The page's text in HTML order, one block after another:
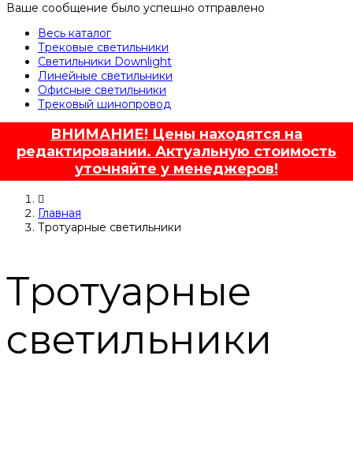
Ваше сообщение было успешно отправлено
Весь каталог
Трековые светильники
Светильники Downlight
Линейные светильники
Офисные светильники
Трековый шинопровод
ВНИМАНИЕ! Цены находятся на
редактировании. Актуальную стоимость
уточняйте у менеджеров!
Главная
Тротуарные светильники
Тротуарные
светильники